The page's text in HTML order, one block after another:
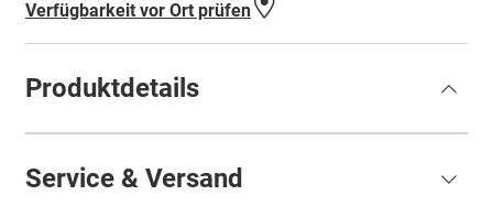
Verfügbarkeit vor Ort prüfen
Produktdetails
Service & Versand